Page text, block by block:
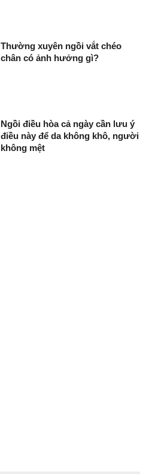
Thường xuyên ngồi vắt chéo
chân có ảnh hưởng gì?
Ngồi điều hòa cả ngày cần lưu ý
điều này để da không khô, người
không mệt